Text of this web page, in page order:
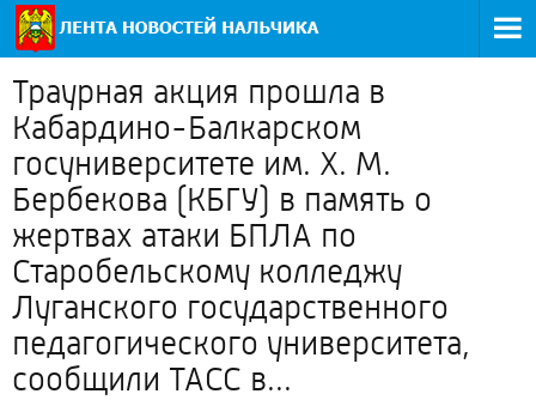
Траурная акция прошла в
Кабардино-Балкарском
госуниверситете им. Х. М.
Бербекова (КБГУ) в память о
жертвах атаки БПЛА по
Старобельскому колледжу
Луганского государственного
педагогического университета,
сообщили ТАСС в...